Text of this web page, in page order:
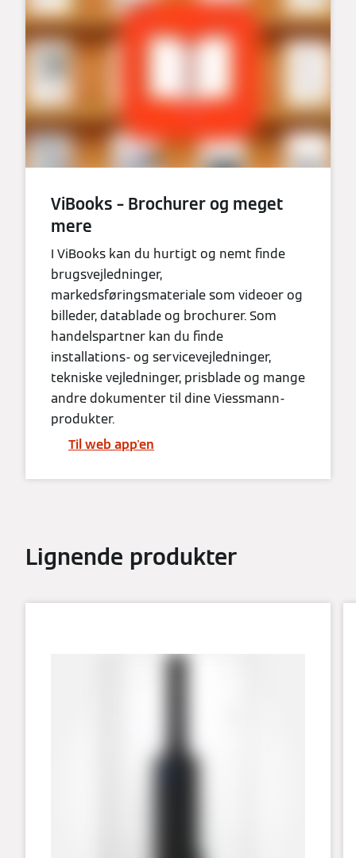
ViBooks – Brochurer og meget
mere
I ViBooks kan du hurtigt og nemt finde
brugsvejledninger,
markedsføringsmateriale som videoer og
billeder, datablade og brochurer. Som
handelspartner kan du finde
installations- og servicevejledninger,
tekniske vejledninger, prisblade og mange
andre dokumenter til dine Viessmann-
produkter.
Til web app'en
Lignende produkter